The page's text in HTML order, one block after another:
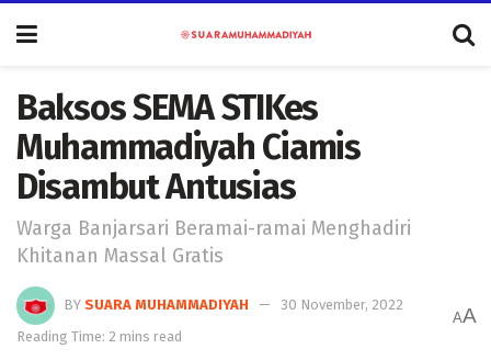
Baksos SEMA STIKes
Muhammadiyah Ciamis
Disambut Antusias
Warga Banjarsari Beramai-ramai Menghadiri
Khitanan Massal Gratis
BY SUARA MUHAMMADIYAH
30 November, 2022
Reading Time: 2 mins read
AA